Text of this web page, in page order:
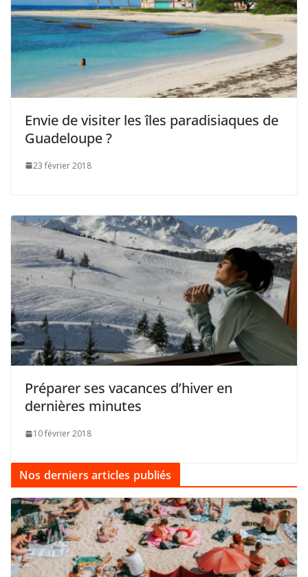
Envie de visiter les îles paradisiaques de
Guadeloupe ?
23 février 2018
Préparer ses vacances d’hiver en
dernières minutes
10 février 2018
Nos derniers articles publiés